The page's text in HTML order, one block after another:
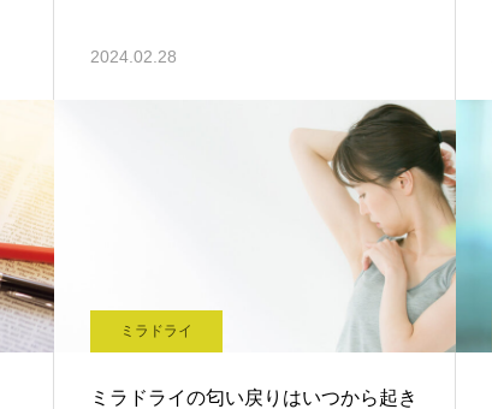
2024.02.28
ミラドライ
ミラドライの匂い戻りはいつから起き